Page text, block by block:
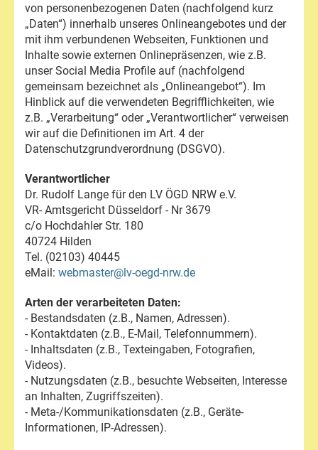
von personenbezogenen Daten (nachfolgend kurz
„Daten“) innerhalb unseres Onlineangebotes und der
mit ihm verbundenen Webseiten, Funktionen und
Inhalte sowie externen Onlinepräsenzen, wie z.B.
unser Social Media Profile auf (nachfolgend
gemeinsam bezeichnet als „Onlineangebot“). Im
Hinblick auf die verwendeten Begrifflichkeiten, wie
z.B. „Verarbeitung“ oder „Verantwortlicher“ verweisen
wir auf die Definitionen im Art. 4 der
Datenschutzgrundverordnung (DSGVO).
Verantwortlicher
Dr. Rudolf Lange für den LV ÖGD NRW e.V.
VR- Amtsgericht Düsseldorf - Nr 3679
c/o Hochdahler Str. 180
40724 Hilden
Tel. (02103) 40445
eMail: webmaster@lv-oegd-nrw.de
Arten der verarbeiteten Daten:
- Bestandsdaten (z.B., Namen, Adressen).
- Kontaktdaten (z.B., E-Mail, Telefonnummern).
- Inhaltsdaten (z.B., Texteingaben, Fotografien,
Videos).
- Nutzungsdaten (z.B., besuchte Webseiten, Interesse
an Inhalten, Zugriffszeiten).
- Meta-/Kommunikationsdaten (z.B., Geräte-
Informationen, IP-Adressen).